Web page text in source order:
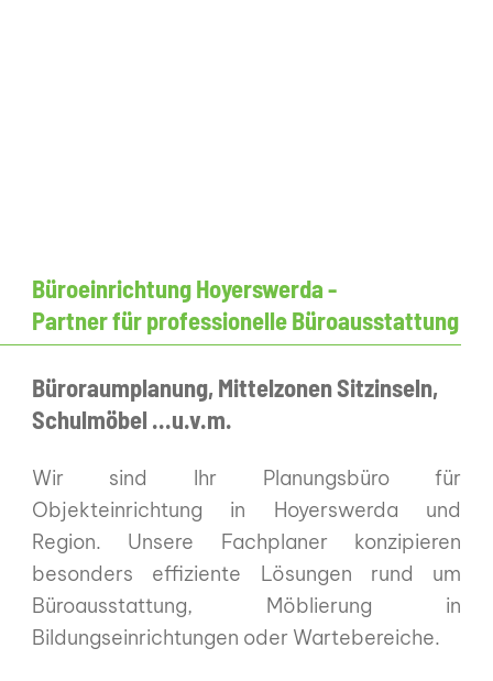
Büroeinrichtung Hoyerswerda -
Partner für professionelle Büroausstattung
Büroraumplanung, Mittelzonen Sitzinseln,
Schulmöbel ...u.v.m.
Wir sind Ihr Planungsbüro für
Objekteinrichtung in Hoyerswerda und
Region. Unsere Fachplaner konzipieren
besonders effiziente Lösungen rund um
Büroausstattung, Möblierung in
Bildungseinrichtungen oder Wartebereiche.